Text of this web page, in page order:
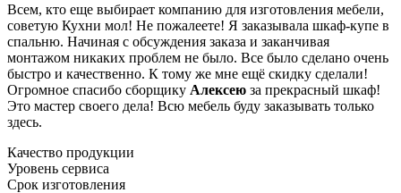
Всем, кто еще выбирает компанию для изготовления мебели,
советую Кухни мол! Не пожалеете! Я заказывала шкаф-купе в
спальню. Начиная с обсуждения заказа и заканчивая
монтажом никаких проблем не было. Все было сделано очень
быстро и качественно. К тому же мне ещё скидку сделали!
Огромное спасибо сборщику Алексею за прекрасный шкаф!
Это мастер своего дела! Всю мебель буду заказывать только
здесь.
Качество продукции
Уровень сервиса
Срок изготовления